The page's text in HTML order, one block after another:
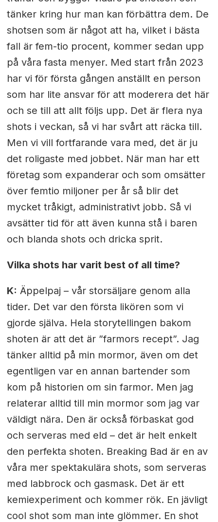
tänker kring hur man kan förbättra dem. De
shotsen som är något att ha, vilket i bästa
fall är fem-tio procent, kommer sedan upp
på våra fasta menyer. Med start från 2023
har vi för första gången anställt en person
som har lite ansvar för att moderera det här
och se till att allt följs upp. Det är flera nya
shots i veckan, så vi har svårt att räcka till.
Men vi vill fortfarande vara med, det är ju
det roligaste med jobbet. När man har ett
företag som expanderar och som omsätter
över femtio miljoner per år så blir det
mycket tråkigt, administrativt jobb. Så vi
avsätter tid för att även kunna stå i baren
och blanda shots och dricka sprit.
Vilka shots har varit best of all time?
K: Äppelpaj – vår storsäljare genom alla
tider. Det var den första likören som vi
gjorde själva. Hela storytellingen bakom
shoten är att det är ”farmors recept”. Jag
tänker alltid på min mormor, även om det
egentligen var en annan bartender som
kom på historien om sin farmor. Men jag
relaterar alltid till min mormor som jag var
väldigt nära. Den är också förbaskat god
och serveras med eld – det är helt enkelt
den perfekta shoten. Breaking Bad är en av
våra mer spektakulära shots, som serveras
med labbrock och gasmask. Det är ett
kemiexperiment och kommer rök. En jävligt
cool shot som man inte glömmer. En shot